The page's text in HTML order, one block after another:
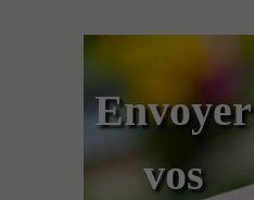
Envoyer
vos